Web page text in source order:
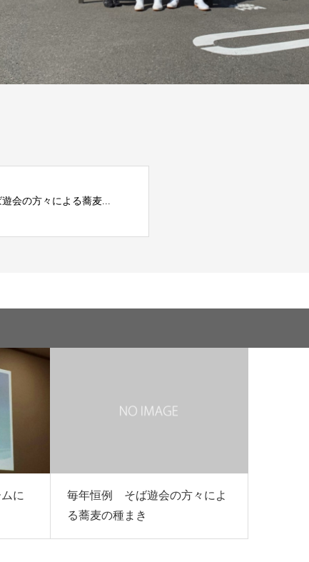
会の方々による蕎麦...
に
毎年恒例 そば遊会の方々によ
る蕎麦の種まき